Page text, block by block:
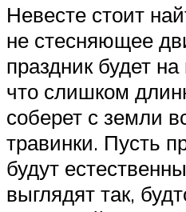
Невесте стоит
не стесняющее
праздник будет
что слишком
соберет с земли
травинки. Пусть
будут
выглядят так,